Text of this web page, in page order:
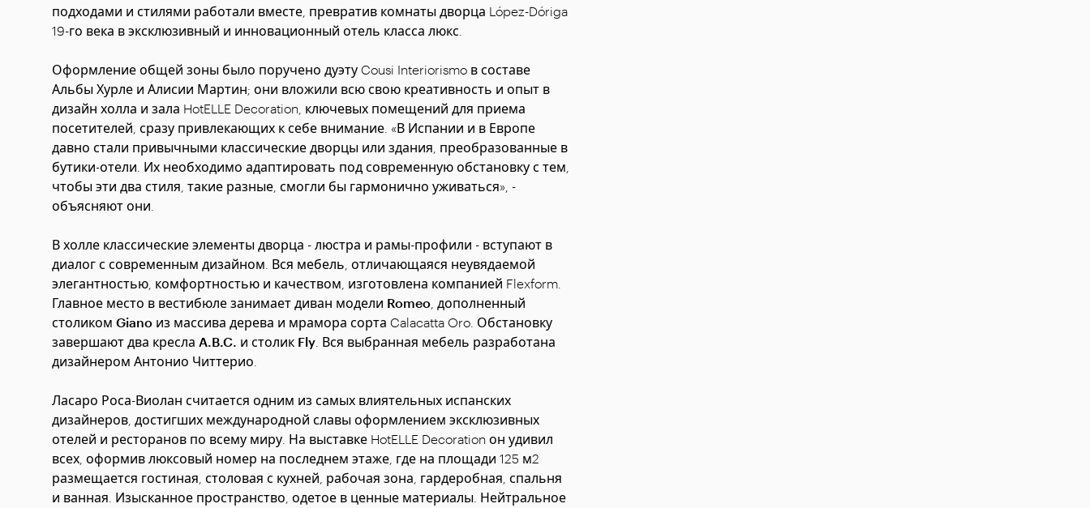
подходами и стилями работали вместе, превратив комнаты дворца López-Dóriga
19-го века в эксклюзивный и инновационный отель класса люкс.
Оформление общей зоны было поручено дуэту Cousi Interiorismo в составе
Альбы Хурле и Алисии Мартин; они вложили всю свою креативность и опыт в
дизайн холла и зала HotELLE Decoration, ключевых помещений для приема
посетителей, сразу привлекающих к себе внимание. «В Испании и в Европе
давно стали привычными классические дворцы или здания, преобразованные в
бутики-отели. Их необходимо адаптировать под современную обстановку с тем,
чтобы эти два стиля, такие разные, смогли бы гармонично уживаться», -
объясняют они.
В холле классические элементы дворца - люстра и рамы-профили - вступают в
диалог с современным дизайном. Вся мебель, отличающаяся неувядаемой
элегантностью, комфортностью и качеством, изготовлена компанией Flexform.
Главное место в вестибюле занимает диван модели Romeo , дополненный
столиком Giano из массива дерева и мрамора сорта Calacatta Oro. Обстановку
завершают два кресла A.B.C. и столик Fly . Вся выбранная мебель разработана
дизайнером Антонио Читтерио.
Ласаро Роса-Виолан считается одним из самых влиятельных испанских
дизайнеров, достигших международной славы оформлением эксклюзивных
отелей и ресторанов по всему миру. На выставке HotELLE Decoration он удивил
всех, оформив люксовый номер на последнем этаже, где на площади 125 м2
размещается гостиная, столовая с кухней, рабочая зона, гардеробная, спальня
и ванная. Изысканное пространство, одетое в ценные материалы. Нейтральное